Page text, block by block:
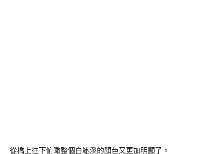
從橋上往下俯瞰整個白鮑溪的顏色又更加明顯了。